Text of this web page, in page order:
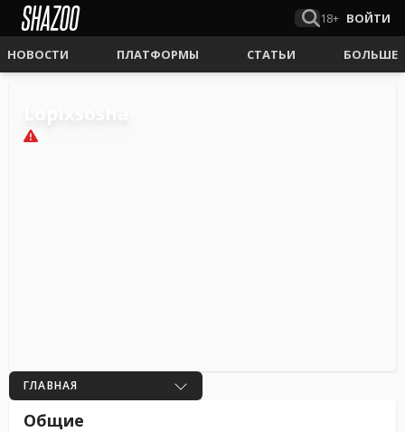
18+ ВОЙТИ
НОВОСТИ ПЛАТФОРМЫ СТАТЬИ БОЛЬШЕ
ГЛАВНАЯ
Общие